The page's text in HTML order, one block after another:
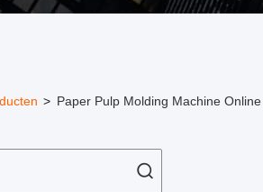
> Paper Pulp Molding Machine